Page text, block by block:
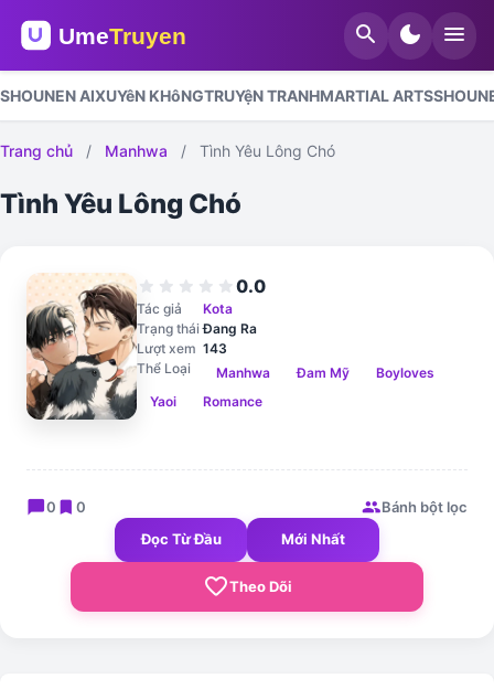
search dark_mode menu
SHOUNEN AIXUYêN KHôNGTRUYệN TRANHMARTIAL ARTS
Trang chủ / Manhwa / Tình Yêu Lông Chó
Tình Yêu Lông Chó
star star star star star 0.0
Tác giả
Kota
Trạng thái Đang Ra
Lượt xem 143
Thể Loại
Manhwa Đam Mỹ
Boyloves
Yaoi
Romance
chat_bubble0 bookmark 0 groupBánh bột lọc
Đọc Từ Đầu
Mới Nhất
favorite_borderTheo Dõi